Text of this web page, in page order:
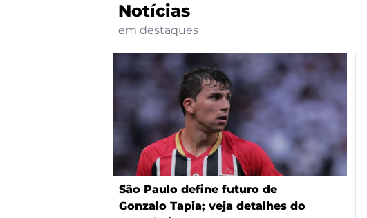
Notícias
em destaques
São Paulo define futuro de
Gonzalo Tapia; veja detalhes do